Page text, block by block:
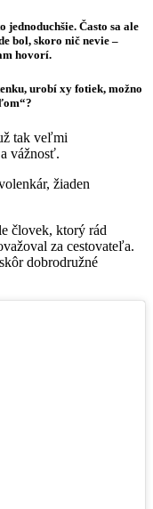
jednoduchšie. Často sa ale
bol, skoro nič nevie –
hovorí.
urobí xy fotiek, možno
tak veľmi
vážnosť.
žiaden
človek, ktorý rád
za cestovateľa.
dobrodružné